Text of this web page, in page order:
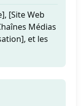
[Site Web
Médias
et les